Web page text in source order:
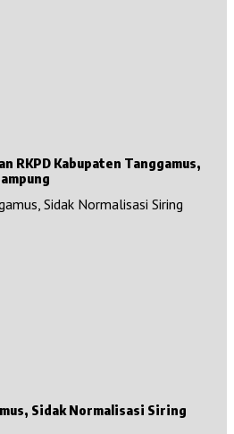
RKPD Kabupaten Tanggamus,
Sidak Normalisasi Siring